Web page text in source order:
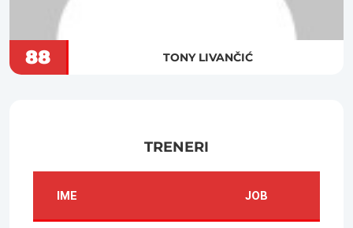
88 TONY LIVANČIĆ
TRENERI
IME JOB